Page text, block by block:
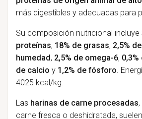
más digestibles y adecuadas para
Su composición nutricional incluye
proteínas, 18% de grasas, 2,5%
humedad, 2,5% de omega-6,
de calcio y 1,2% de fósforo.
4025 kcal/kg.
Las harinas de carne procesadas
carne fresca o deshidratada,